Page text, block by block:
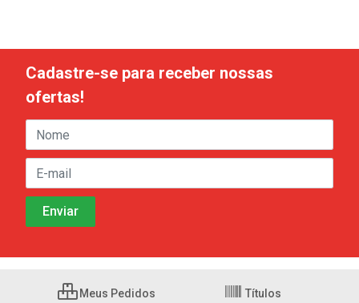
Cadastre-se para receber nossas
ofertas!
Meus Pedidos Títulos